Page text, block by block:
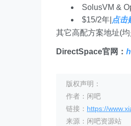
SolusVM &
$15/2年| 点击
其它高配方案地址(均
DirectSpace官网：
版权声明：
作者：闲吧
链接： https://
来源：闲吧资源站